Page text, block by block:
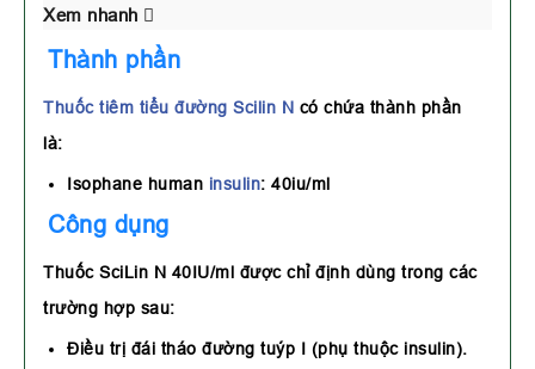
Xem nhanh
Thành phần
Thuốc tiêm tiểu đường Scilin N có chứa thành phần
là:
Isophane human insulin: 40iu/ml
Công dụng
Thuốc SciLin N 40IU/ml được chỉ định dùng trong các
trường hợp sau:
Ðiều trị đái tháo đường tuýp I (phụ thuộc insulin).